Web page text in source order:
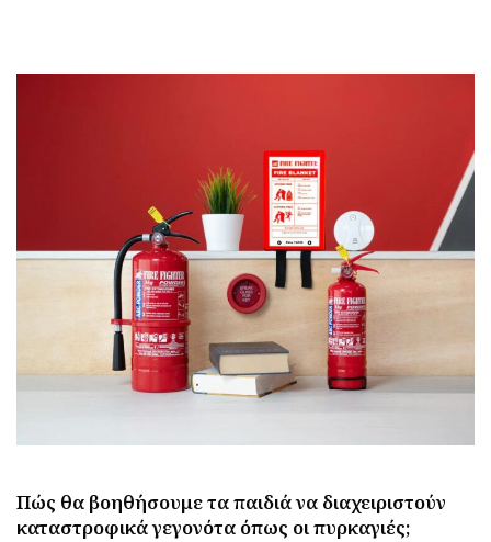
Πώς θα βοηθήσουμε τα παιδιά να διαχειριστούν
καταστροφικά γεγονότα όπως οι πυρκαγιές;